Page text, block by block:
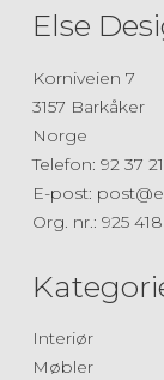
Else
Korniveien 7
3157 Barkåker
Norge
Telefon: 92 37
E-post:
Org. nr.: 925
Interiør
Møbler